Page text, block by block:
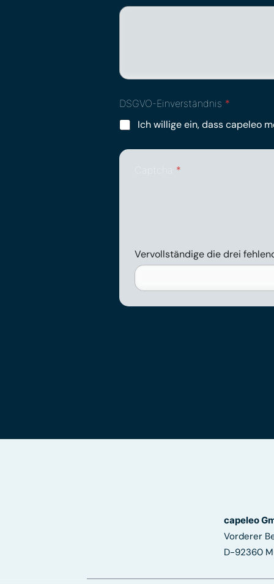
DSGVO-Einverständnis *
Ich willige ein, dass capeleo
Captcha *
Vervollständige die drei
capeleo
Vorderer
D-92360